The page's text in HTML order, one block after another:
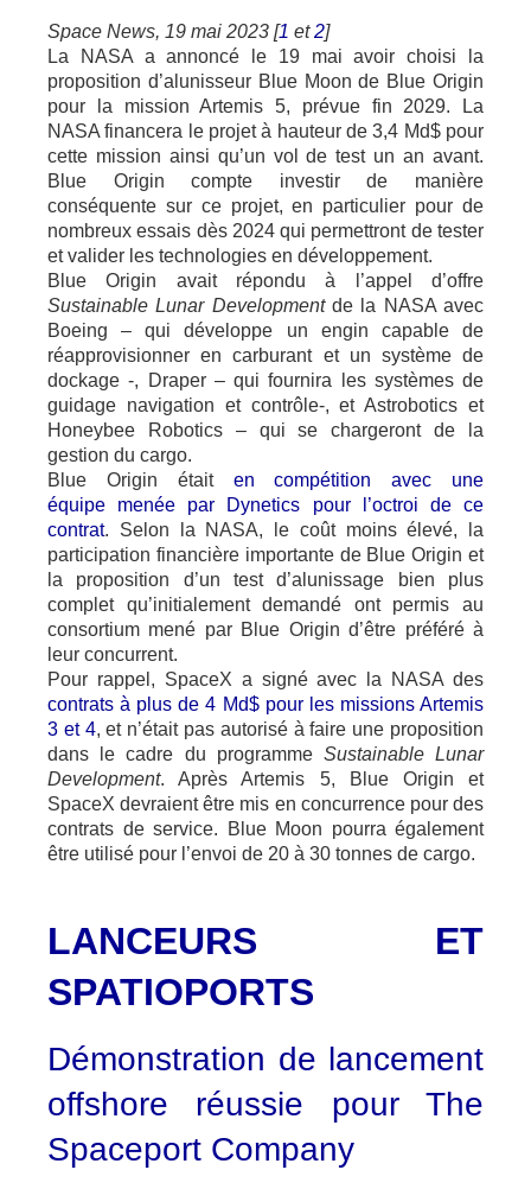
Space News, 19 mai 2023 [1 et2]
La NASA a annoncé le 19 mai avoir choisi la
proposition d’alunisseur Blue Moon de Blue Origin
pour la mission Artemis 5, prévue fin 2029. La
NASA financera le projet à hauteur de 3,4 Md$ pour
cette mission ainsi qu’un vol de test un an avant.
Blue Origin compte investir de manière
conséquente sur ce projet, en particulier pour de
nombreux essais dès 2024 qui permettront de tester
et valider les technologies en développement.
Blue Origin avait répondu à l’appel d’offre
Sustainable Lunar Developmentde la NASA avec
Boeing – qui développe un engin capable de
réapprovisionner en carburant et un système de
dockage -, Draper – qui fournira les systèmes de
guidage navigation et contrôle-, et Astrobotics et
Honeybee Robotics – qui se chargeront de la
gestion du cargo.
Blue Origin était en compétition avec une
équipe menée par Dynetics pour l’octroi de ce
contrat. Selon la NASA, le coût moins élevé, la
participation financière importante de Blue Origin et
la proposition d’un test d’alunissage bien plus
complet qu’initialement demandé ont permis au
consortium mené par Blue Origin d’être préféré à
leur concurrent.
Pour rappel, SpaceX a signé avec la NASA des
contrats à plus de 4 Md$ pour les missions Artemis
3 et 4, et n’était pas autorisé à faire une proposition
dans le cadre du programme Sustainable Lunar
Development. Après Artemis 5, Blue Origin et
SpaceX devraient être mis en concurrence pour des
contrats de service. Blue Moon pourra également
être utilisé pour l’envoi de 20 à 30 tonnes de cargo.
LANCEURS ET
SPATIOPORTS
Démonstration de lancement
offshore réussie pour The
Spaceport Company